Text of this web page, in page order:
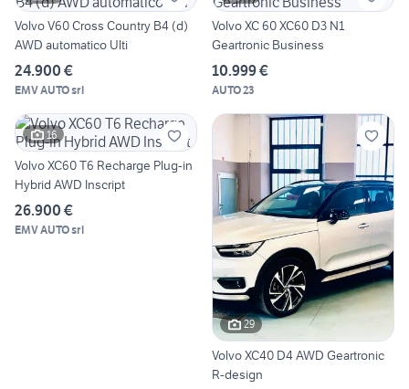
Volvo V60 Cross Country B4 (d)
AWD automatico Ulti
24.900 €
EMV AUTO srl
Volvo XC 60 XC60 D3 N1
Geartronic Business
10.999 €
AUTO 23
16
Volvo XC60 T6 Recharge Plug-in
Hybrid AWD Inscript
26.900 €
EMV AUTO srl
29
Volvo XC40 D4 AWD Geartronic
R-design